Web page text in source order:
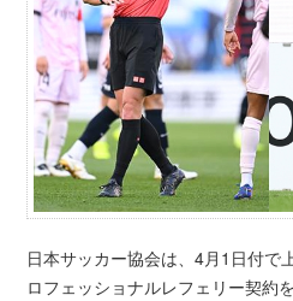
日本サッカー協会は、4月1日付で
ロフェッショナルレフェリー契約